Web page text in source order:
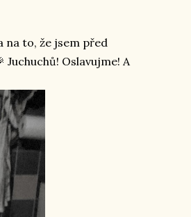
na to, že jsem před
Juchuchů! Oslavujme! A